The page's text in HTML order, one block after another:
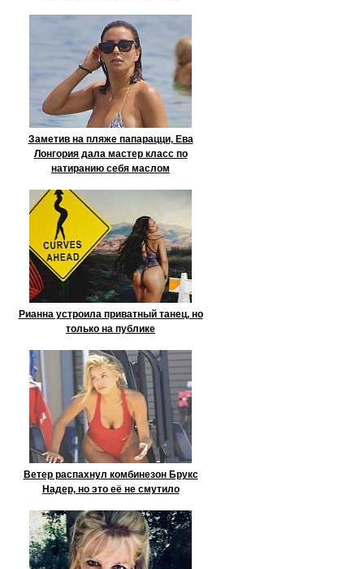
Заметив на пляже папарацци, Ева
Лонгория дала мастер класс по
натиранию себя маслом
Рианна устроила приватный танец, но
только на публике
Ветер распахнул комбинезон Брукс
Надер, но это её не смутило